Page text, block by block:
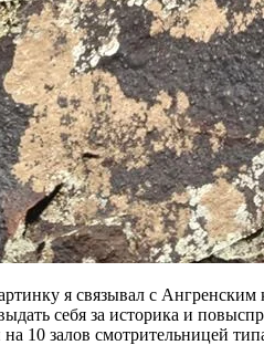
я связывал с
себя за историка и
10 залов смотрительницей